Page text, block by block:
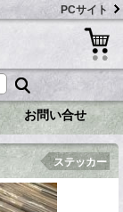
PCサイト
お問い合せ
ステッカー